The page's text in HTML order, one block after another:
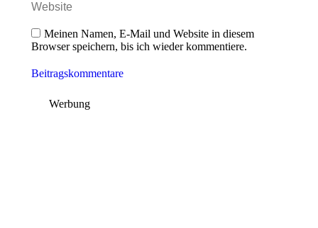
Website
Meinen Namen, E-Mail und Website in diesem
Browser speichern, bis ich wieder kommentiere.
Beitragskommentare
Werbung